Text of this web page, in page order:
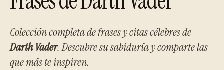
Colección completa de frases y citas célebres de
Darth Vader. Descubre su sabiduría y comparte las
que más te inspiren.